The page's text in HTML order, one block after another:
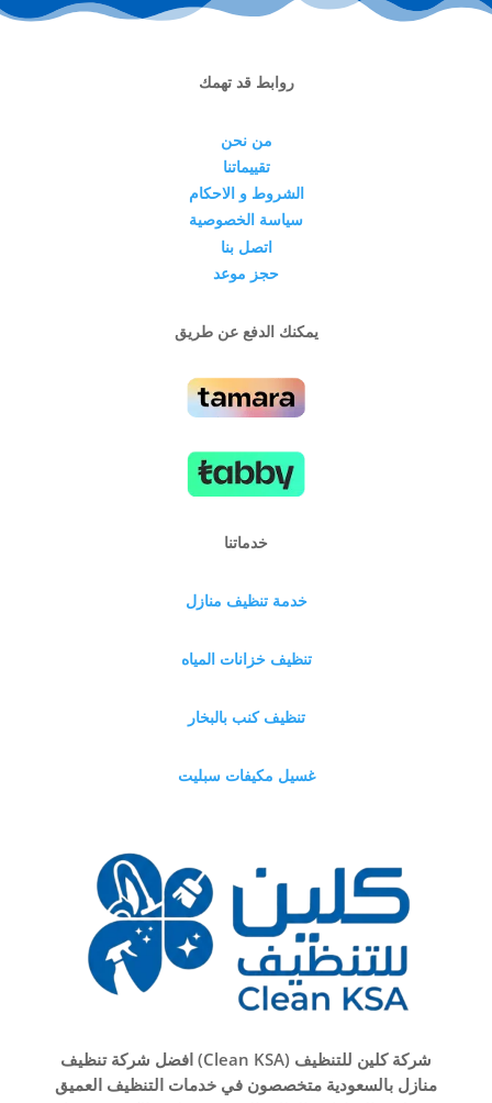
روابط قد تهمك
من نحن
تقييماتنا
الشروط و الاحكام
سياسة الخصوصية
اتصل بنا
حجز موعد
يمكنك الدفع عن طريق
خدماتنا
خدمة تنظيف منازل
تنظيف خزانات المياه
تنظيف كنب بالبخار
غسيل مكيفات سبليت
شركة كلين للتنظيف (Clean KSA) افضل شركة تنظيف
منازل بالسعودية متخصصون في خدمات التنظيف العميق